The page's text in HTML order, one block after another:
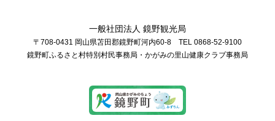
一般社団法人 鏡野観光局
〒708-0431 岡山県苫田郡鏡野町河内60-8 TEL 0868-52-9100
鏡野町ふるさと村特別村民事務局・かがみの里山健康クラブ事務局